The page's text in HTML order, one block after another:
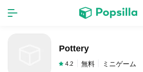
新作
Pottery
4.2 無料 ミニゲーム